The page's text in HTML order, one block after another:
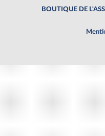
BOUTIQUE DE